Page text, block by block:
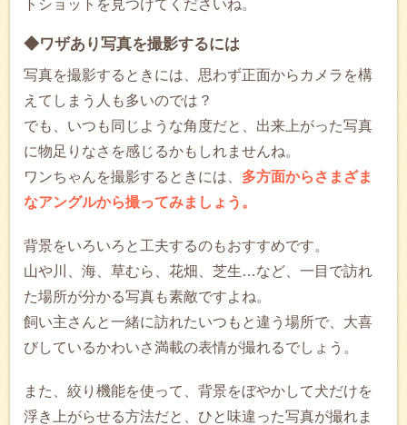
トショットを見つけてくださいね。
◆ワザあり写真を撮影するには
写真を撮影するときには、思わず正面からカメラを構
えてしまう人も多いのでは？
でも、いつも同じような角度だと、出来上がった写真
に物足りなさを感じるかもしれませんね。
ワンちゃんを撮影するときには、 多方面からさまざま
なアングルから撮ってみましょう。
背景をいろいろと工夫するのもおすすめです。
山や川、海、草むら、花畑、芝生…など、一目で訪れ
た場所が分かる写真も素敵ですよね。
飼い主さんと一緒に訪れたいつもと違う場所で、大喜
びしているかわいさ満載の表情が撮れるでしょう。
また、絞り機能を使って、背景をぼやかして犬だけを
浮き上がらせる方法だと、ひと味違った写真が撮れま